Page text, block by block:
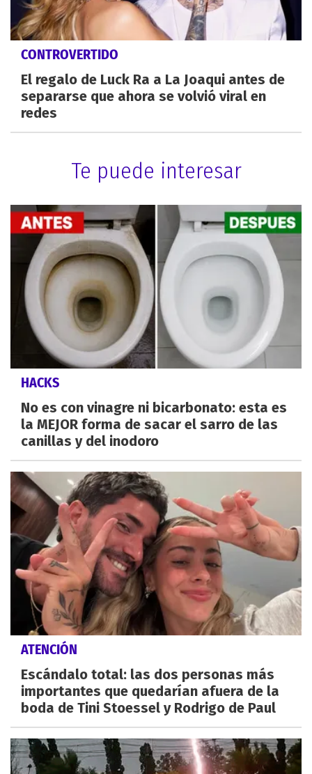
CONTROVERTIDO
El regalo de Luck Ra a La Joaqui antes de
separarse que ahora se volvió viral en
redes
Te puede interesar
HACKS
No es con vinagre ni bicarbonato: esta es
la MEJOR forma de sacar el sarro de las
canillas y del inodoro
ATENCIÓN
Escándalo total: las dos personas más
importantes que quedarían afuera de la
boda de Tini Stoessel y Rodrigo de Paul